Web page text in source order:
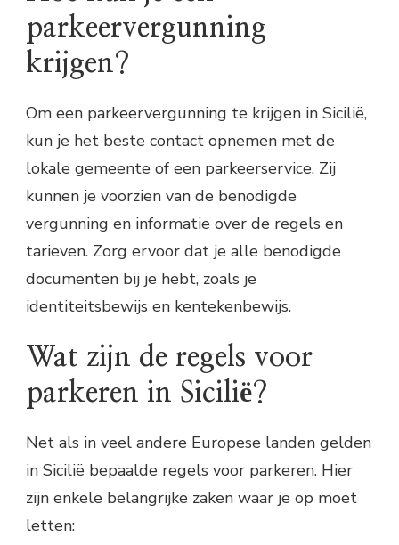
parkeervergunning
krijgen?
Om een parkeervergunning te krijgen in Sicilië,
kun je het beste contact opnemen met de
lokale gemeente of een parkeerservice. Zij
kunnen je voorzien van de benodigde
vergunning en informatie over de regels en
tarieven. Zorg ervoor dat je alle benodigde
documenten bij je hebt, zoals je
identiteitsbewijs en kentekenbewijs.
Wat zijn de regels voor
parkeren in Sicilië?
Net als in veel andere Europese landen gelden
in Sicilië bepaalde regels voor parkeren. Hier
zijn enkele belangrijke zaken waar je op moet
letten: